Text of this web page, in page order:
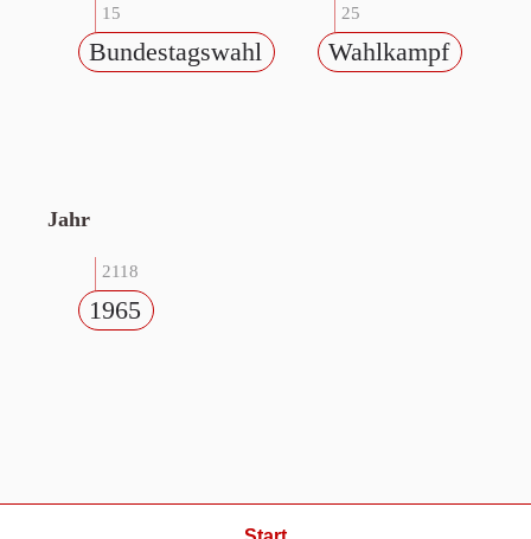
15
Bundestagswahl
25
Wahlkampf
Jahr
2118
1965